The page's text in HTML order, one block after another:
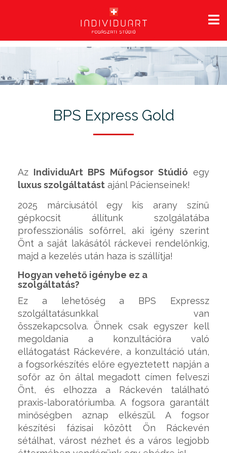
BPS Express Gold
Az IndividuArt BPS Műfogsor Stúdió egy
luxus szolgáltatást ajánl Pácienseinek!
2025 márciusától egy kis arany színű
gépkocsit állítunk szolgálatába
professzionális sofőrrel, aki igény szerint
Önt a saját lakásától ráckevei rendelőnkig,
majd a kezelés után haza is szállítja!
Hogyan vehető igénybe ez a
szolgáltatás?
Ez a lehetőség a BPS Expressz
szolgáltatásunkkal van
összekapcsolva. Önnek csak egyszer kell
megoldania a konzultációra való
ellátogatást Ráckevére, a konzultáció után,
a fogsorkészítés előre egyeztetett napján a
sofőr az ön által megadott címen felveszi
Önt, és elhozza a Ráckevén található
praxis-laboratóriumba. A fogsora garantált
minőségben aznap elkészül. A fogsor
készítési fázisai között Ön Ráckevén
sétálhat, várost nézhet és a város legjobb